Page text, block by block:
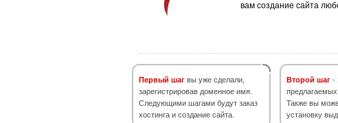
вам создание сайта
Первый шаг вы уже сделали,
зарегистрировав доменное имя.
Следующими шагами будут заказ
хостинга и создание сайта.
Второй шаг -
Также вы
установку